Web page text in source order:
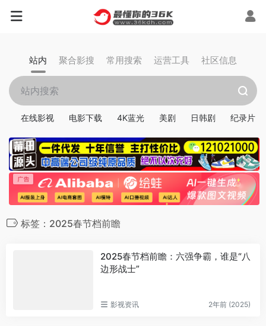
站内 聚合影搜 常用搜索 运营工具 社区信息
在线影视 电影下载 4K蓝光 美剧 日韩剧 纪录片
标签：2025春节档前瞻
2025春节档前瞻：六强争霸，谁是“八
边形战士”
影视资讯 2年前 (2025)